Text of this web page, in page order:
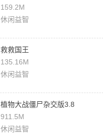
159.2M
休闲益智
救救国王
135.16M
休闲益智
植物大战僵尸杂交版3.8
911.5M
休闲益智